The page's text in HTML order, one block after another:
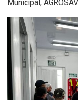
Municipal,